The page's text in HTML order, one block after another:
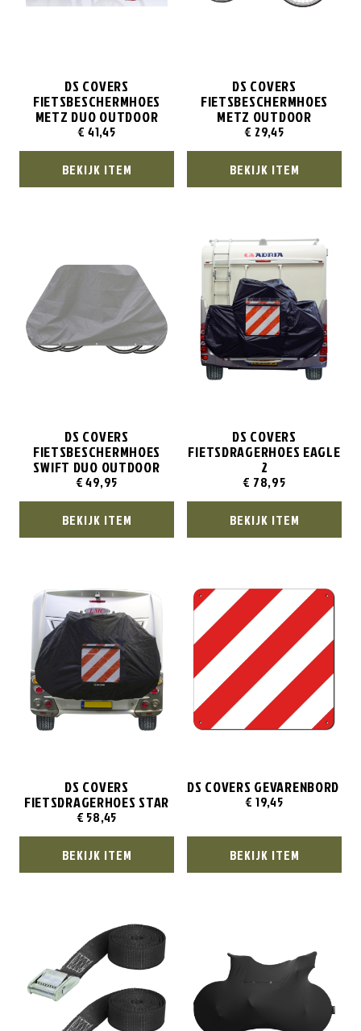
DS COVERS
FIETSBESCHERMHOES
METZ DUO OUTDOOR
€ 41,45
BEKIJK ITEM
DS COVERS
FIETSBESCHERMHOES
METZ OUTDOOR
€ 29,45
BEKIJK ITEM
DS COVERS
FIETSBESCHERMHOES
SWIFT DUO OUTDOOR
€49,95
BEKIJK ITEM
DS COVERS
FIETSDRAGERHOES EAGLE
2
€ 78,95
BEKIJK ITEM
DS COVERS
FIETSDRAGERHOES STAR
€ 58,45
BEKIJK ITEM
DS COVERS GEVARENBORD
€ 19,45
BEKIJK ITEM